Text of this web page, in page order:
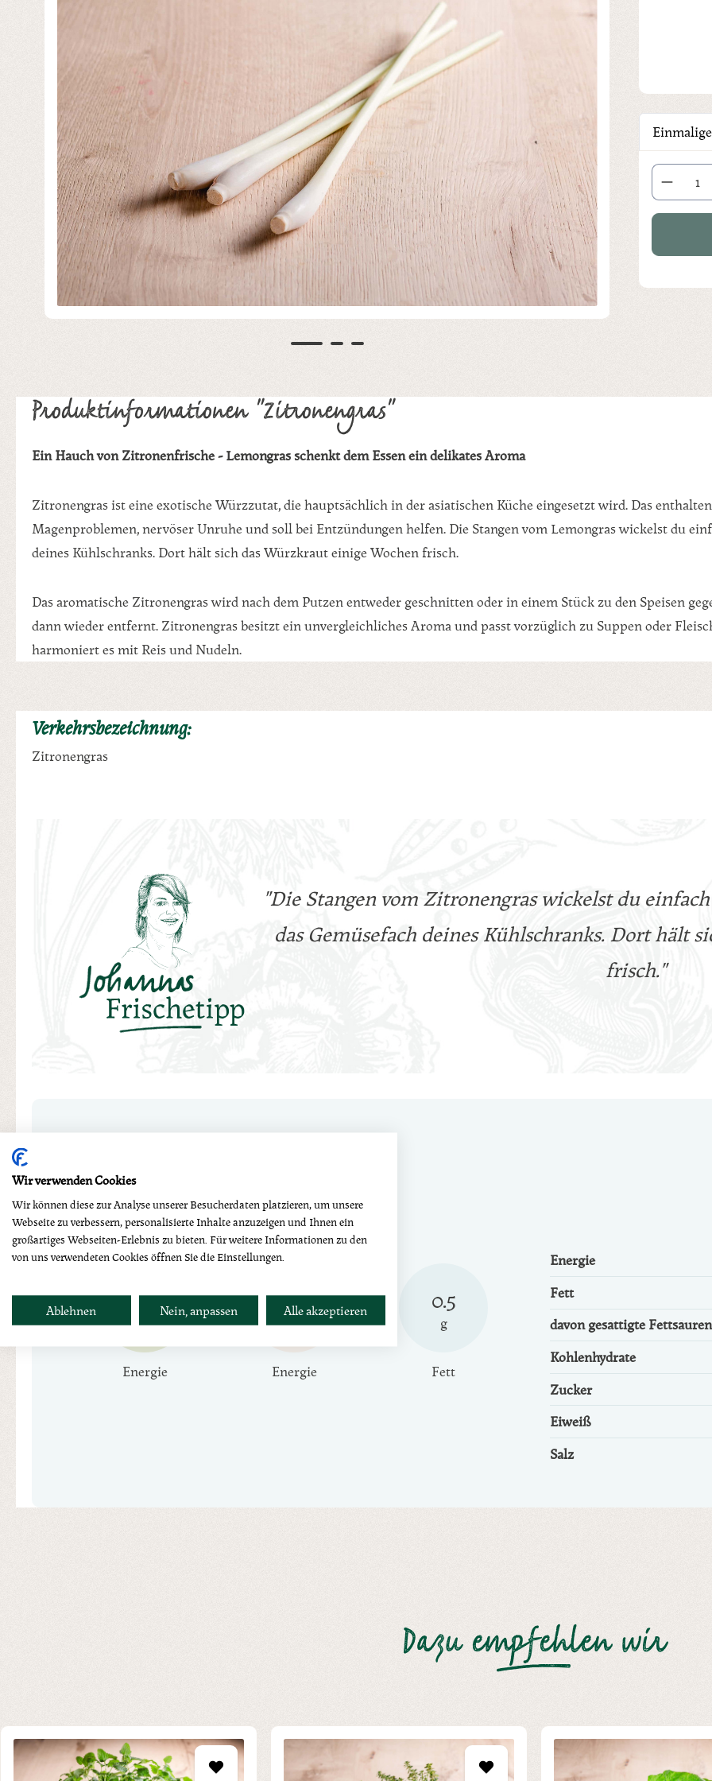
Wir verwenden Cookies
Wir können diese zur Analyse unserer Besucherdaten platzieren, um unsere
Webseite zu verbessern, personalisierte Inhalte anzuzeigen und Ihnen ein
großartiges Webseiten-Erlebnis zu bieten. Für weitere Informationen zu den
von uns verwendeten Cookies öffnen Sie die Einstellungen.
Ablehnen Nein, anpassen Alle akzeptieren
Produkt
Produktinformationen "Zitronengras"
Ein Hauch von Zitronenfrische - Lemongras schenkt dem Essen ein delikates Aroma
Zitronengras ist eine exotische Würzzutat, die hauptsächlich in der asiatischen Küche eingesetzt wird. Das
Magenproblemen, nervöser Unruhe und soll bei Entzündungen helfen. Die Stangen vom Lemongras wickelst du
deines Kühlschranks. Dort hält sich das Würzkraut einige Wochen frisch.
Das aromatische Zitronengras wird nach dem Putzen entweder geschnitten oder in einem Stück zu den Speisen
dann wieder entfernt. Zitronengras besitzt ein unvergleichliches Aroma und passt vorzüglich zu Suppen oder
harmoniert es mit Reis und Nudeln.
Verkehrsbezeichnung:
Zitronengras
"Die Stangen vom Zitronengras wickelst du
das Gemüsefach deines Kühlschranks. Dort hält
frisch."
Nährwerttabelle
per 100g
99
kcal
Energie
414
kj
Energie
0.5
g
Fett
Energie
Fett
davon gesättigte Fettsäuren
Kohlenhydrate
Zucker
Eiweiß
Salz
Dazu empfehlen wir